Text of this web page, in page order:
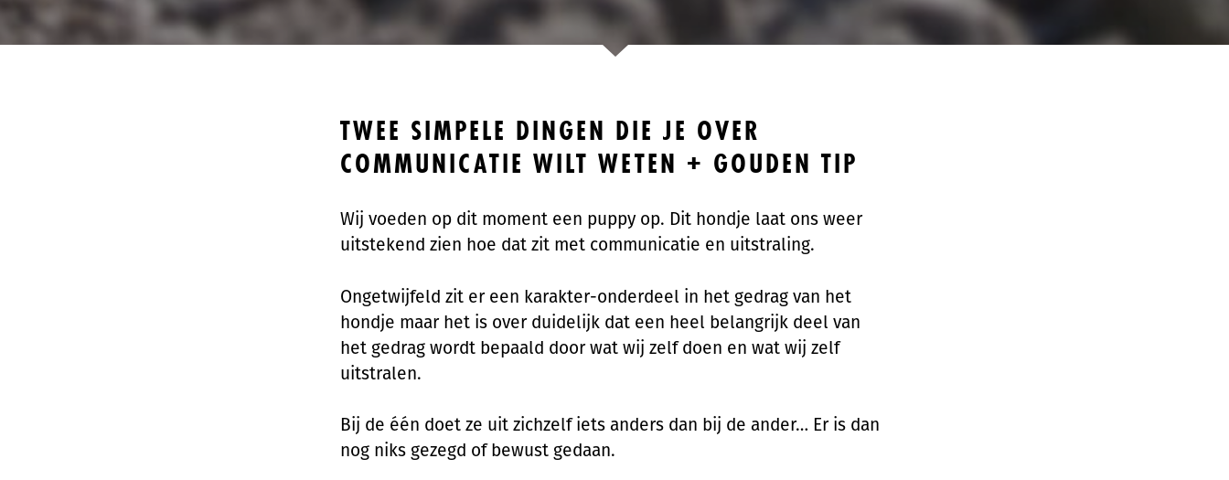
TWEE SIMPELE DINGEN DIE JE OVER
COMMUNICATIE WILT WETEN + GOUDEN TIP
Wij voeden op dit moment een puppy op. Dit hondje laat ons weer
uitstekend zien hoe dat zit met communicatie en uitstraling.
Ongetwijfeld zit er een karakter-onderdeel in het gedrag van het
hondje maar het is over duidelijk dat een heel belangrijk deel van
het gedrag wordt bepaald door wat wij zelf doen en wat wij zelf
uitstralen.
Bij de één doet ze uit zichzelf iets anders dan bij de ander… Er is dan
nog niks gezegd of bewust gedaan.